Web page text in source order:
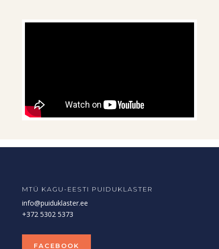
MTÜ KAGU-EESTI PUIDUKLASTER
info@puiduklaster.ee
+372 5302 5373
FACEBOOK